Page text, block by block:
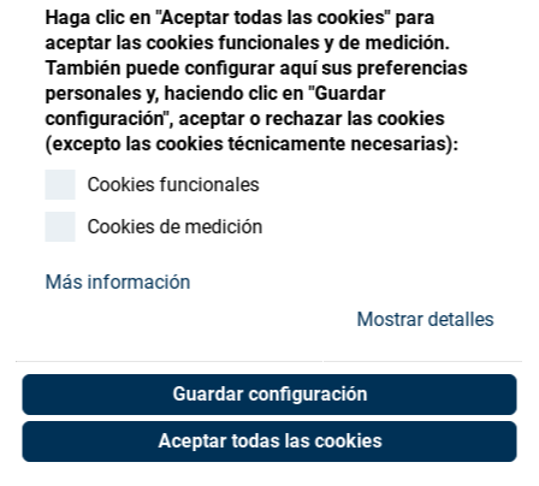
Haga clic en "Aceptar todas las cookies" para
aceptar las cookies funcionales y de medición.
También puede configurar aquí sus preferencias
personales y, haciendo clic en "Guardar
configuración", aceptar o rechazar las cookies
(excepto las cookies técnicamente necesarias):
Cookies funcionales
Cookies de medición
Más información
Mostrar detalles
Guardar configuración
Aceptar todas las cookies
Recursos
Contacto
Propeller
Art. No. 05061609
Unit of measure : Piece